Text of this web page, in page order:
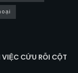
VIỆC CỨU RỖI CỘT